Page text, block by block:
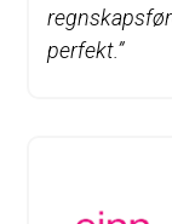
perfekt.”